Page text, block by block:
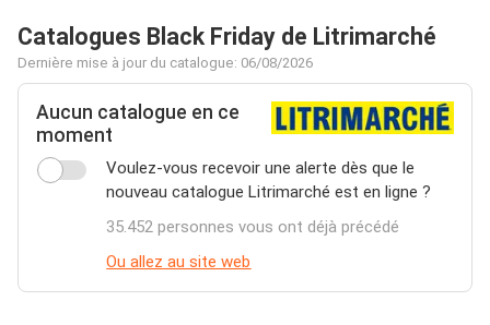
Catalogues Black Friday de Litrimarché
Dernière mise à jour du catalogue: 06/08/2026
Aucun catalogue en ce
moment
Voulez-vous recevoir une alerte dès que le
nouveau catalogue Litrimarché est en ligne ?
35.452 personnes vous ont déjà précédé
Ou allez au site web